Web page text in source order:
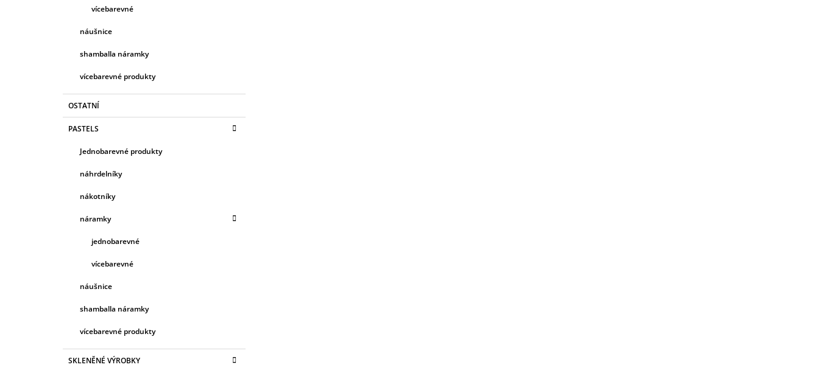
vícebarevné
náušnice
shamballa náramky
vícebarevné produkty
OSTATNÍ
PASTELS
Jednobarevné produkty
náhrdelníky
nákotníky
náramky
jednobarevné
vícebarevné
náušnice
shamballa náramky
vícebarevné produkty
SKLENĚNÉ VÝROBKY